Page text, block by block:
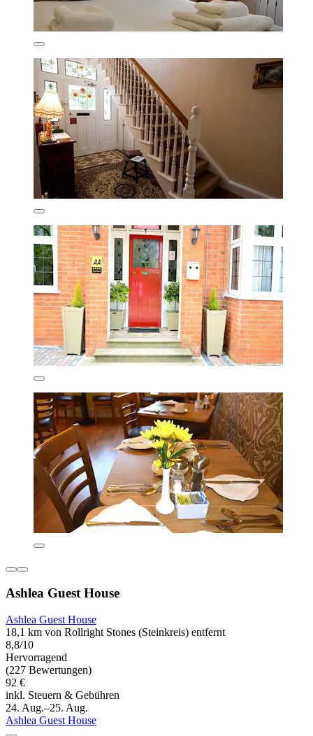
Ashlea Guest House
Ashlea Guest House
18,1 km von Rollright Stones (Steinkreis) entfernt
8,8/10
Hervorragend
(227 Bewertungen)
92 €
inkl. Steuern & Gebühren
24. Aug.–25. Aug.
Ashlea Guest House